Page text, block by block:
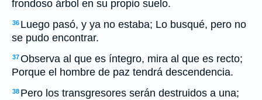
frondoso árbol en su propio suelo.
36 Luego pasó, y ya no estaba; Lo busqué, pero no
se pudo encontrar.
37Observa al que es íntegro, mira al que es recto;
Porque el hombre de paz tendrá descendencia.
38 Pero los transgresores serán destruidos a una;